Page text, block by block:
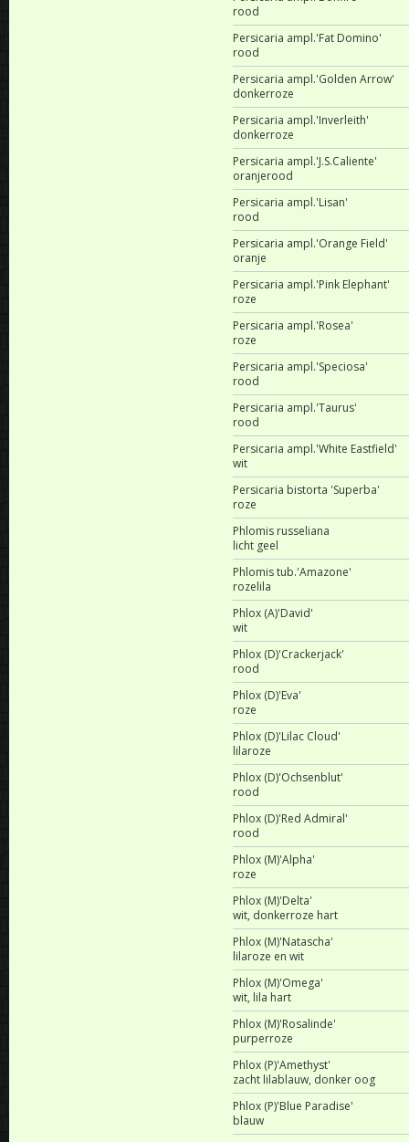
rood
Persicaria ampl.'Fat Domino'
rood
Persicaria ampl.'Golden Arrow'
donkerroze
Persicaria ampl.'Inverleith'
donkerroze
Persicaria ampl.'J.S.Caliente'
oranjerood
Persicaria ampl.'Lisan'
rood
Persicaria ampl.'Orange Field'
oranje
Persicaria ampl.'Pink Elephant'
roze
Persicaria ampl.'Rosea'
roze
Persicaria ampl.'Speciosa'
rood
Persicaria ampl.'Taurus'
rood
Persicaria ampl.'White Eastfield'
wit
Persicaria bistorta 'Superba'
roze
Phlomis russeliana
licht geel
Phlomis tub.'Amazone'
rozelila
Phlox (A)'David'
wit
Phlox (D)'Crackerjack'
rood
Phlox (D)'Eva'
roze
Phlox (D)'Lilac Cloud'
lilaroze
Phlox (D)'Ochsenblut'
rood
Phlox (D)'Red Admiral'
rood
Phlox (M)'Alpha'
roze
Phlox (M)'Delta'
wit, donkerroze hart
Phlox (M)'Natascha'
lilaroze en wit
Phlox (M)'Omega'
wit, lila hart
Phlox (M)'Rosalinde'
purperroze
Phlox (P)'Amethyst'
zacht lilablauw, donker oog
Phlox (P)'Blue Paradise'
blauw